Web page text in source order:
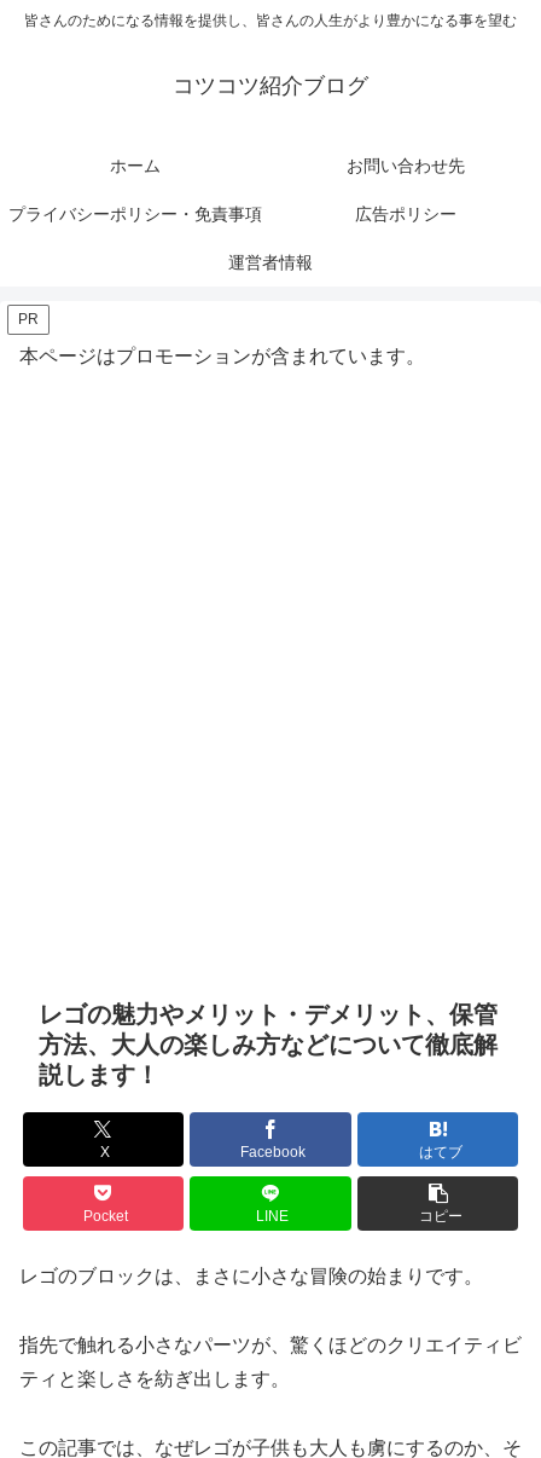
皆さんのためになる情報を提供し、皆さんの人生がより豊かになる事を望む
コツコツ紹介ブログ
ホーム お問い合わせ先
プライバシーポリシー・免責事項 広告ポリシー
運営者情報
PR
本ページはプロモーションが含まれています。
レゴの魅力やメリット・デメリット、保管
方法、大人の楽しみ方などについて徹底解
説します！
X Facebook はてブ
Pocket LINE コピー
レゴのブロックは、まさに小さな冒険の始まりです。
指先で触れる小さなパーツが、驚くほどのクリエイティビ
ティと楽しさを紡ぎ出します。
この記事では、なぜレゴが子供も大人も虜にするのか、そ